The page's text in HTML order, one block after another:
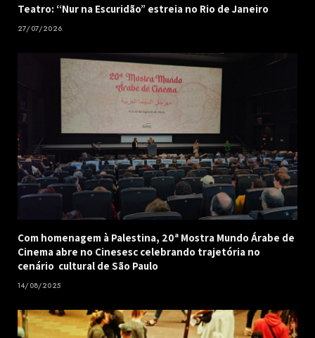
Teatro: “Nur na Escuridão” estreia no Rio de Janeiro
27/07/2026
Com homenagem à Palestina, 20ª Mostra Mundo Árabe de
Cinema abre no Cinesesc celebrando trajetória no
cenário cultural de São Paulo
14/08/2025